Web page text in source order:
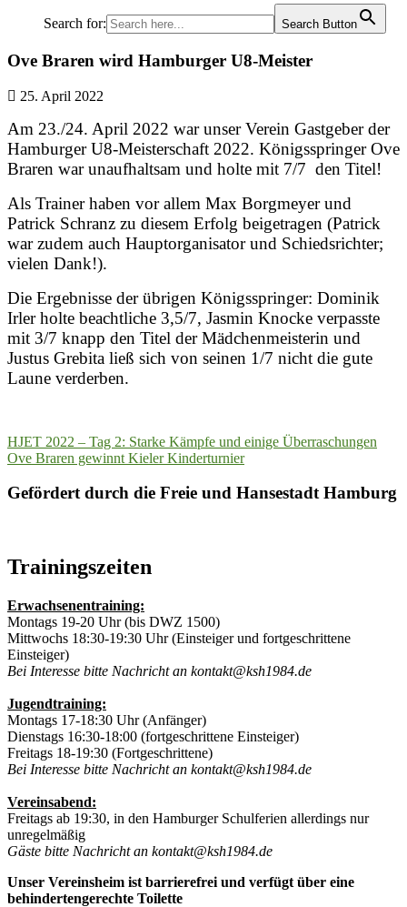
Search for: Search Button
Ove Braren wird Hamburger U8-Meister
25. April 2022
Am 23./24. April 2022 war unser Verein Gastgeber der
Hamburger U8-Meisterschaft 2022. Königsspringer Ove
Braren war unaufhaltsam und holte mit 7/7 den Titel!
Als Trainer haben vor allem Max Borgmeyer und
Patrick Schranz zu diesem Erfolg beigetragen (Patrick
war zudem auch Hauptorganisator und Schiedsrichter;
vielen Dank!).
Die Ergebnisse der übrigen Königsspringer: Dominik
Irler holte beachtliche 3,5/7, Jasmin Knocke verpasste
mit 3/7 knapp den Titel der Mädchenmeisterin und
Justus Grebita ließ sich von seinen 1/7 nicht die gute
Laune verderben.
Beitragsnavigation
HJET 2022 – Tag 2: Starke Kämpfe und einige Überraschungen
Ove Braren gewinnt Kieler Kinderturnier
Gefördert durch die Freie und Hansestadt Hamburg
Trainingszeiten
Erwachsenentraining:
Montags 19-20 Uhr (bis DWZ 1500)
Mittwochs 18:30-19:30 Uhr (Einsteiger und fortgeschrittene
Einsteiger)
Bei Interesse bitte Nachricht an kontakt@ksh1984.de
Jugendtraining:
Montags 17-18:30 Uhr (Anfänger)
Dienstags 16:30-18:00 (fortgeschrittene Einsteiger)
Freitags 18-19:30 (Fortgeschrittene)
Bei Interesse bitte Nachricht an kontakt@ksh1984.de
Vereinsabend:
Freitags ab 19:30, in den Hamburger Schulferien allerdings nur
unregelmäßig
Gäste bitte Nachricht an kontakt@ksh1984.de
Unser Vereinsheim ist barrierefrei und verfügt über eine
behindertengerechte Toilette